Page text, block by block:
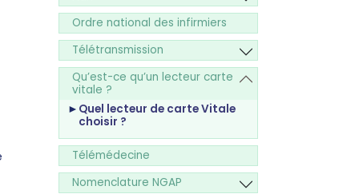
Ordre national des infirmiers
Télétransmission
Qu’est-ce qu’un lecteur carte
vitale ?
Quel lecteur de carte Vitale
choisir ?
Télémédecine
Nomenclature NGAP